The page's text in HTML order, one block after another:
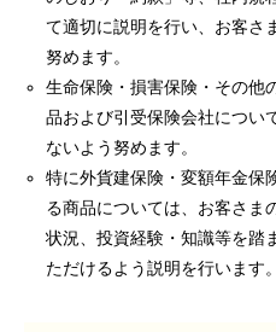
て適切に説明を行い、お客さ
努めます。
生命保険・損害保険・その他
品および引受保険会社につい
ないよう努めます。
特に外貨建保険・変額年金保
る商品については、お客さま
状況、投資経験・知識等を踏
ただけるよう説明を行います。